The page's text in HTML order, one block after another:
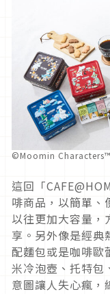
©Moomin Characters™
這回「
啡商品，以簡單、
以往更加大容量，
享。另外像是經典
配麵包或是咖啡歐
米冷泡壺、托特包
意圖讓人失心瘋，